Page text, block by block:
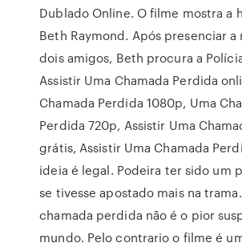
Dublado Online. O filme mostra a
Beth Raymond. Após presenciar
dois amigos, Beth procura a
Assistir Uma Chamada Perdida
Chamada Perdida 1080p, Uma
Perdida 720p, Assistir Uma
grátis, Assistir Uma Chamada
ideia é legal. Podeira ter sido um
se tivesse apostado mais na
chamada perdida não é o pior
mundo. Pelo contrario o filme é